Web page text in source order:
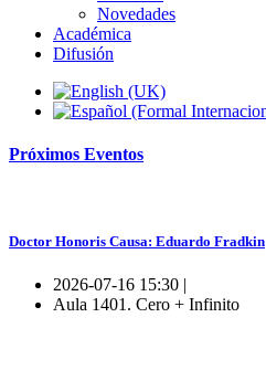
Novedades
Académica
Difusión
Próximos Eventos
Doctor Honoris Causa: Eduardo Fradkin
2026-07-16 15:30 |
Aula 1401. Cero + Infinito